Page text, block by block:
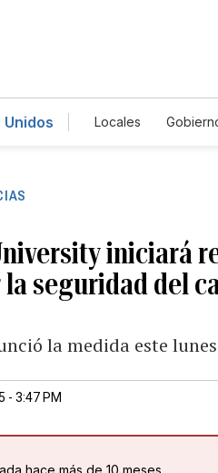
Unidos Locales
iniciará
seguridad del
la medida este lunes
- 3:47 PM